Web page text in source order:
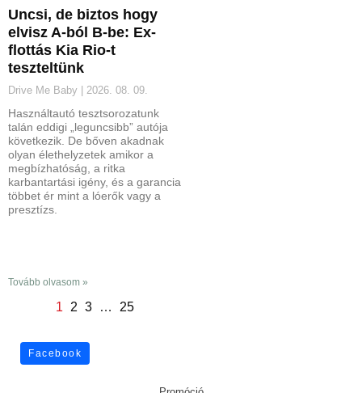
Uncsi, de biztos hogy
elvisz A-ból B-be: Ex-
flottás Kia Rio-t
teszteltünk
Drive Me Baby 2026. 08. 09.
Használtautó tesztsorozatunk
talán eddigi „leguncsibb” autója
következik. De bőven akadnak
olyan élethelyzetek amikor a
megbízhatóság, a ritka
karbantartási igény, és a garancia
többet ér mint a lóerők vagy a
presztízs.
Tovább olvasom »
1 2 3 … 25
Facebook